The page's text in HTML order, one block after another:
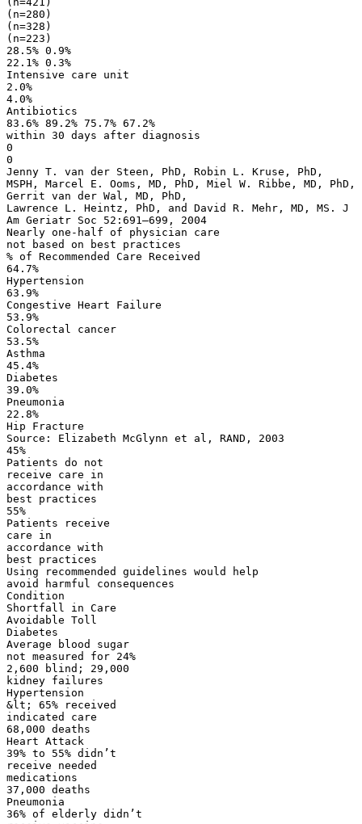
(n=280)
(n=328)
(n=223)
28.5% 0.9%
22.1% 0.3%
Intensive care unit
2.0%
4.0%
Antibiotics
83.6% 89.2% 75.7% 67.2%
within 30 days after diagnosis
0
0
Jenny T. van der Steen, PhD, Robin L. Kruse, PhD,
MSPH, Marcel E. Ooms, MD, PhD, Miel W. Ribbe, MD, PhD,
Gerrit van der Wal, MD, PhD,
Lawrence L. Heintz, PhD, and David R. Mehr, MD, MS. J
Am Geriatr Soc 52:691–699, 2004
Nearly one-half of physician care
not based on best practices
% of Recommended Care Received
64.7%
Hypertension
63.9%
Congestive Heart Failure
53.9%
Colorectal cancer
53.5%
Asthma
45.4%
Diabetes
39.0%
Pneumonia
22.8%
Hip Fracture
Source: Elizabeth McGlynn et al, RAND, 2003
45%
Patients do not
receive care in
accordance with
best practices
55%
Patients receive
care in
accordance with
best practices
Using recommended guidelines would help
avoid harmful consequences
Condition
Shortfall in Care
Avoidable Toll
Diabetes
Average blood sugar
not measured for 24%
2,600 blind; 29,000
kidney failures
Hypertension
&lt; 65% received
indicated care
68,000 deaths
Heart Attack
39% to 55% didn’t
receive needed
medications
37,000 deaths
Pneumonia
36% of elderly didn’t